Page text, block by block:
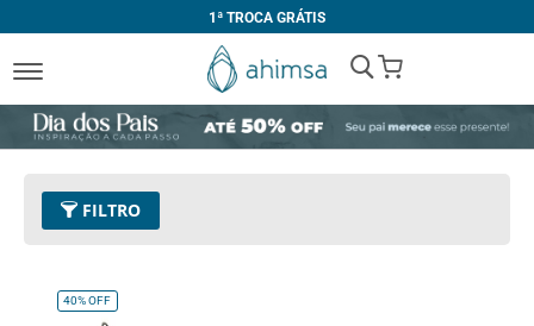
1ª TROCA GRÁTIS
My Cart
FILTRO
Tamanho
40%OFF